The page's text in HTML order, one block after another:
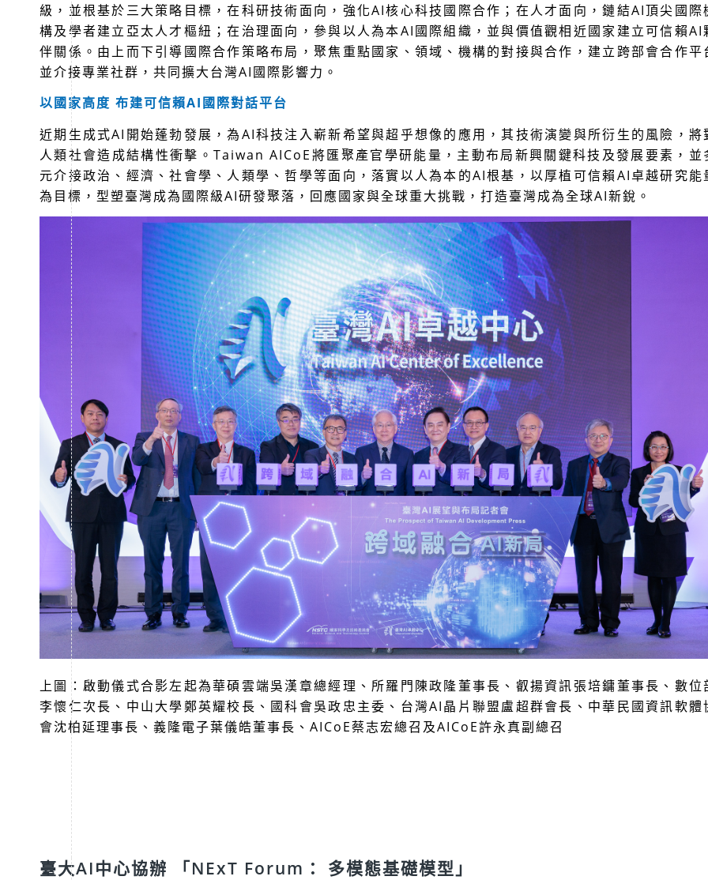
級，並根基於三大策略目標，在科研技術面向，強化AI核心科技國際合作；在人才面向，鏈結AI頂尖國際
構及學者建立亞太人才樞紐；在治理面向，參與以人為本AI國際組織，並與價值觀相近國家建立可信賴AI
伴關係。由上而下引導國際合作策略布局，聚焦重點國家、領域、機構的對接與合作，建立跨部會合作平
並介接專業社群，共同擴大台灣AI國際影響力。
以國家高度 布建可信賴AI國際對話平台
近期生成式AI 開始蓬勃發展，為AI科技注入嶄新希望與超乎想像的應用，其技術演變與所衍生的風險，將
人類社會造成結構性衝擊。Taiwan AICoE將匯聚產官學研能量，主動布局新興關鍵科技及發展要素，並
元介接政治、經濟、社會學、人類學、哲學等面向，落實以人為本的AI根基，以厚植可信賴AI卓越研究能
為目標，型塑臺灣成為國際級AI研發聚落，回應國家與全球重大挑戰，打造臺灣成為全球AI新銳。
上圖：啟動儀式合影左起為華碩雲端吳漢章總經理、所羅門陳政隆董事長、叡揚資訊張培鏞董事長、數位
李懷仁次長、中山大學鄭英耀校長、國科會吳政忠主委、台灣AI晶片聯盟盧超群會長、中華民國資訊軟體
會沈柏延理事長、義隆電子葉儀皓董事長、AICoE蔡志宏總召及AICoE許永真副總召
臺大AI中心協辦 「NExT Forum： 多模態基礎模型」